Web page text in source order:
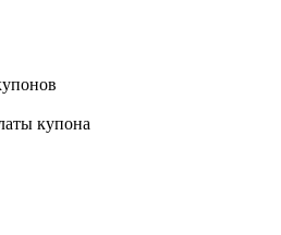
купона